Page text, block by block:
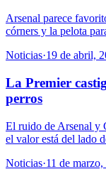
Arsenal parece
córners y la pelota
Noticias·19 de abril,
La Premier
perros
El ruido de Arsenal y
el valor está del lado
Noticias·11 de